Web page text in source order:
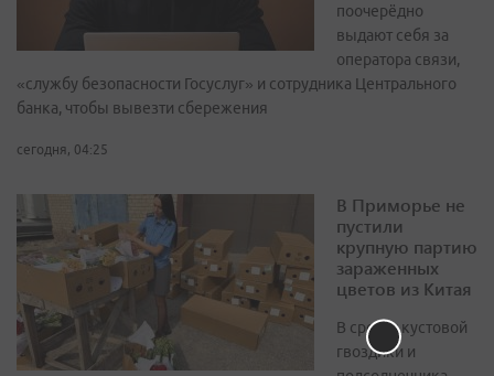
поочерёдно
выдают себя за
оператора связи,
«службу безопасности Госуслуг» и сотрудника Центрального
банка, чтобы вывезти сбережения
сегодня, 04:25
В Приморье не
пустили
крупную партию
зараженных
цветов из Китая
В срезах кустовой
гвоздики и